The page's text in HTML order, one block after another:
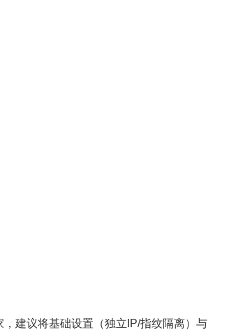
建议将基础设置（独立IP/指纹隔离）与